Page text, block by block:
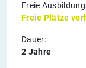
Freie
Freie Plätze
Dauer:
2 Jahre